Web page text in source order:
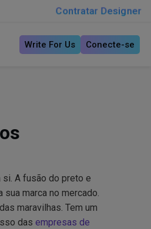
Contratar Designer
Write For Us Conecte-se
A fusão do preto e
sua marca no mercado.
maravilhas. Tem um
das empresas de